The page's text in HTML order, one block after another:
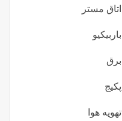
اتاق مستر
باربیکیو
برق
پکیج
تهویه هوا